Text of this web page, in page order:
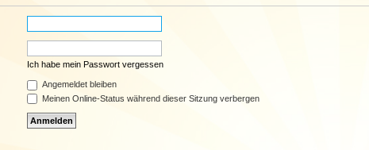
Ich habe mein Passwort vergessen
Angemeldet bleiben
Meinen Online-Status während dieser Sitzung verbergen